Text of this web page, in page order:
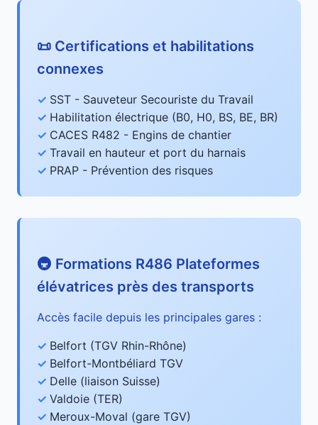
📜 Certifications et habilitations
connexes
SST - Sauveteur Secouriste du Travail
Habilitation électrique (B0, H0, BS, BE, BR)
CACES R482 - Engins de chantier
Travail en hauteur et port du harnais
PRAP - Prévention des risques
🚇 Formations R486 Plateformes
élévatrices près des transports
Accès facile depuis les principales gares :
Belfort (TGV Rhin-Rhône)
Belfort-Montbéliard TGV
Delle (liaison Suisse)
Valdoie (TER)
Meroux-Moval (gare TGV)